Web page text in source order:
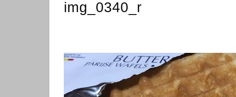
img_0340_r